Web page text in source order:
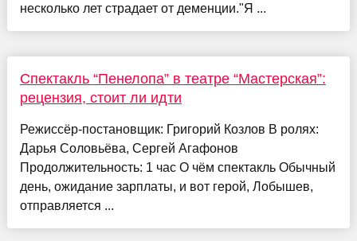
несколько лет страдает от деменции."Я ...
Спектакль “Пенелопа” в театре “Мастерская”:
рецензия, стоит ли идти
Режиссёр-постановщик: Григорий Козлов В ролях:
Дарья Соловьёва, Сергей Агафонов
Продолжительность: 1 час О чём спектакль Обычный
день, ожидание зарплаты, и вот герой, Лобышев,
отправляется ...